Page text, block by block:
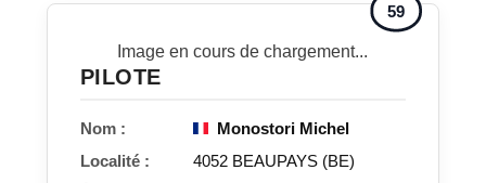
59
Image en cours de chargement...
PILOTE
Nom :
Monostori Michel
Localité :
4052 BEAUPAYS (BE)